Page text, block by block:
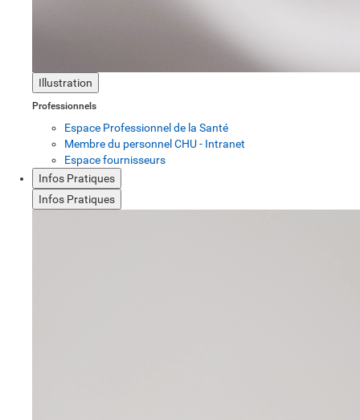
Illustration
Professionnels
Espace Professionnel de la Santé
Membre du personnel CHU - Intranet
Espace fournisseurs
Infos Pratiques
Infos Pratiques